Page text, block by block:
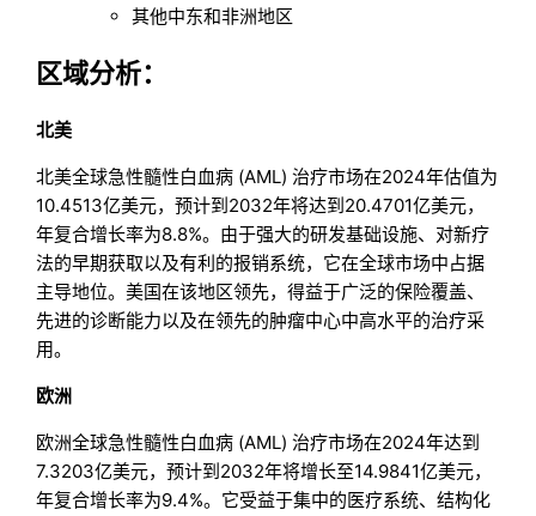
其他中东和非洲地区
区域分析：
北美
北美全球急性髓性白血病 (AML) 治疗市场在2024年估值为
10.4513亿美元，预计到2032年将达到20.4701亿美元，
年复合增长率为8.8%。由于强大的研发基础设施、对新疗
法的早期获取以及有利的报销系统，它在全球市场中占据
主导地位。美国在该地区领先，得益于广泛的保险覆盖、
先进的诊断能力以及在领先的肿瘤中心中高水平的治疗采
用。
欧洲
欧洲全球急性髓性白血病 (AML) 治疗市场在2024年达到
7.3203亿美元，预计到2032年将增长至14.9841亿美元，
年复合增长率为9.4%。它受益于集中的医疗系统、结构化